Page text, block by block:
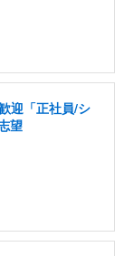
迎「正社員/シ
望